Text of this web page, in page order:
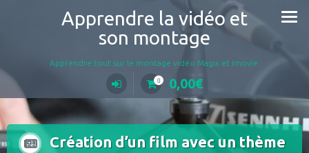
Apprendre la vidéo et
son montage
Apprendre tout sur le montage vidéo Magix et Imovie.
0 0,00€
Création d’un film avec un thème